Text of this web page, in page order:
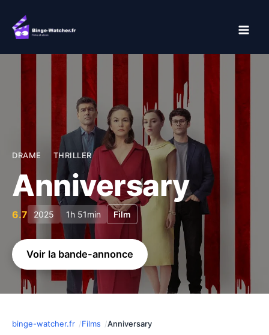
contenu
DRAME THRILLER
Anniversary
6.7 2025 1h 51min Film
Voir la bande-annonce
binge-watcher.fr Films Anniversary